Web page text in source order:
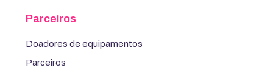
Parceiros
Doadores de equipamentos
Parceiros